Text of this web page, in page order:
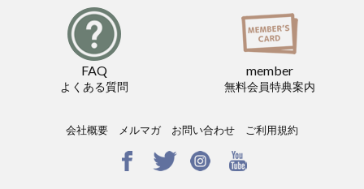
FAQ
よくある質問
member
無料会員特典案内
会社概要 メルマガ お問い合わせ ご利用規約